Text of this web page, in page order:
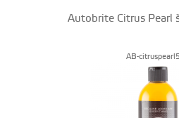
Autobrite Citrus Pearl
AB-